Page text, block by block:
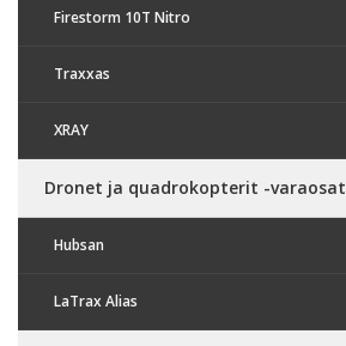
Firestorm 10T Nitro
Traxxas
XRAY
Dronet ja quadrokopterit -varaosat
Hubsan
LaTrax Alias